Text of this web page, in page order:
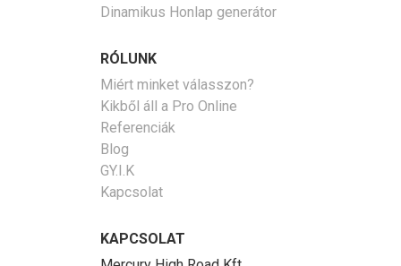
Dinamikus Honlap generátor
RÓLUNK
Miért minket válasszon?
Kikből áll a Pro Online
Referenciák
Blog
GY.I.K
Kapcsolat
KAPCSOLAT